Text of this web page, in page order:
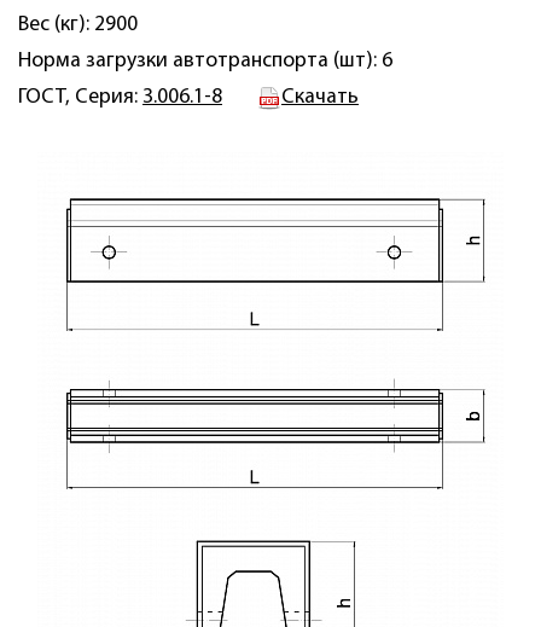
Вес (кг): 2900
Норма загрузки автотранспорта (шт): 6
ГОСТ, Серия: 3.006.1-8 Скачать